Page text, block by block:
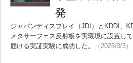
発
ジャパンディスプレイ（JDI）とKDDI、
メタサーフェス反射板を実環境に設置し
届ける実証実験に成功した。
（2025/3/3）